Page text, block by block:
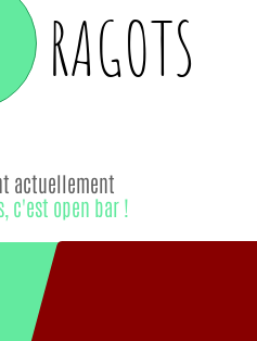
RAGOTS
actuellement
c'est open bar !